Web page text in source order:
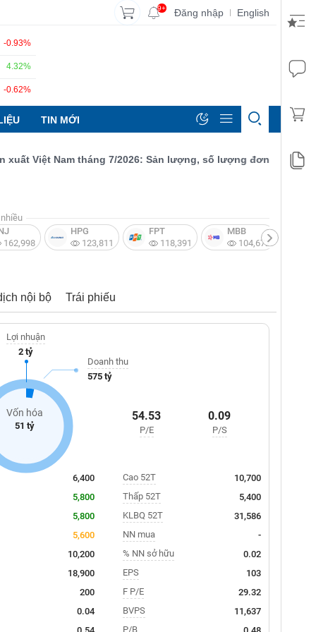
9+ Đăng nhập | English
-0.93%
4.32%
-0.62%
TIN MỚI
Việt Nam tháng 7/2026: Sản lượng, số lượng đơn đặt hàng mới
162,998
HPG
123,811
FPT
118,391
MBB
104,672
nội bộ Trái phiếu
Vốn hóa
51 tỷ
Lợi nhuận
2 tỷ
Doanh thu
575 tỷ
54.53
P/E
0.09
P/S
6,400
5,800
5,800
5,600
10,200
18,900
200
0.04
0.54
Cao 52T
10,700
Thấp 52T
5,400
KLBQ 52T
31,586
NN mua
-
% NN sở hữu
0.02
EPS
103
F P/E
29.32
BVPS
11,637
P/B
0.48